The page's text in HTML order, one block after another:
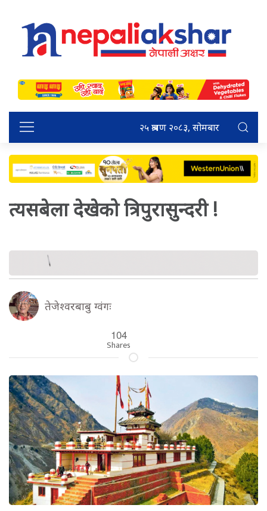
२५ श्रावण २०८३, सोमबार
त्यसबेला देखेको त्रिपुरासुन्दरी !
तेजेश्वरबाबु ग्वंगः
104
Shares